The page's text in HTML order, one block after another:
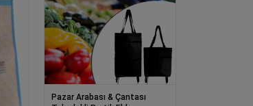
Pazar Arabası & Çantası